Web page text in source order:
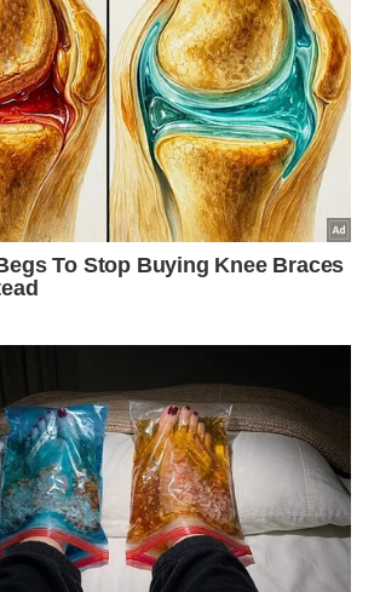
comuns aparecem assim:
sobe antes de descer
ruído mais grave que o normal
cheiro de esgoto em horários de
exige mais de uma descarga
da casa respondem lentamente,
pia próximos
seguro é tratar o papel higiênico
do banheiro, não como parte da
preserva o vaso sanitário, alivia o
e reduz intervenção corretiva em
inspeção e tubulação interna. Em
intensa, essa escolha ainda